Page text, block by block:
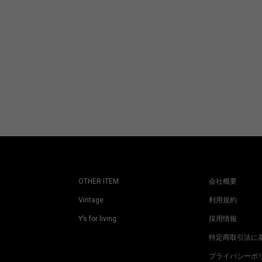
OTHER ITEM
Vintage
Y’s for living
会社概要
利用規約
採用情報
特定商取引法に
プライバシーポ